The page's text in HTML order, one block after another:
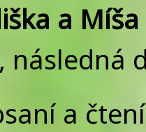
a
následná
a